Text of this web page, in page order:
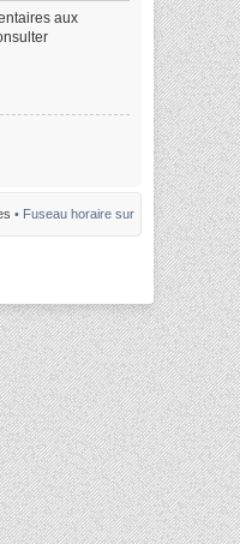
aux
• Fuseau horaire sur